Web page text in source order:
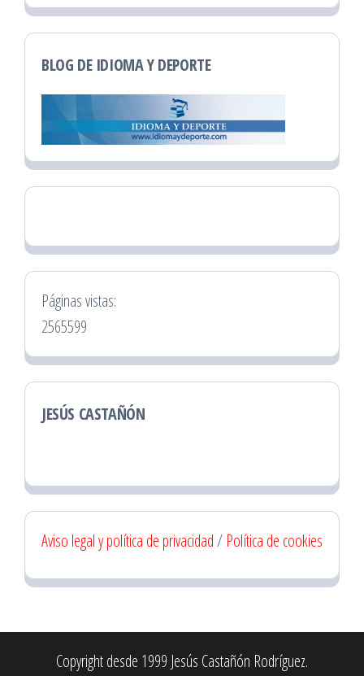
BLOG DE IDIOMA Y DEPORTE
Páginas vistas:
2565599
JESÚS CASTAÑÓN
Aviso legal y política de privacidad/ Política de cookies
Copyright desde 1999 Jesús Castañón Rodríguez.